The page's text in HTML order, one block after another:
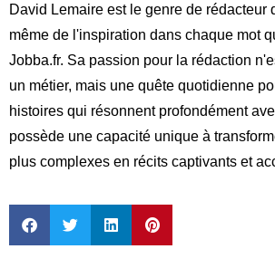
David Lemaire est le genre de rédacteur
même de l'inspiration dans chaque mot
Jobba.fr. Sa passion pour la rédaction
un métier, mais une quête quotidienne
histoires qui résonnent profondément
possède une capacité unique à
plus complexes en récits captivants et